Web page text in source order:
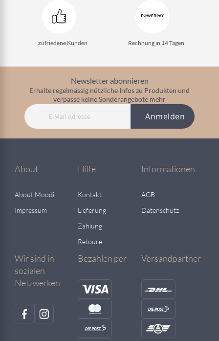
zufriedene Kunden Rechnung in 14 Tagen
Newsletter abonnieren
Erhalte regelmässig nützliche Infos zu Produkten und
verpasse keine Sonderangebote mehr
Anmelden
About
About Moodi
Impressum
Hilfe
Kontakt
Lieferung
Zahlung
Retoure
Informationen
AGB
Datenschutz
Wir sind in
sozialen
Netzwerken
Bezahlen per Versandpartner